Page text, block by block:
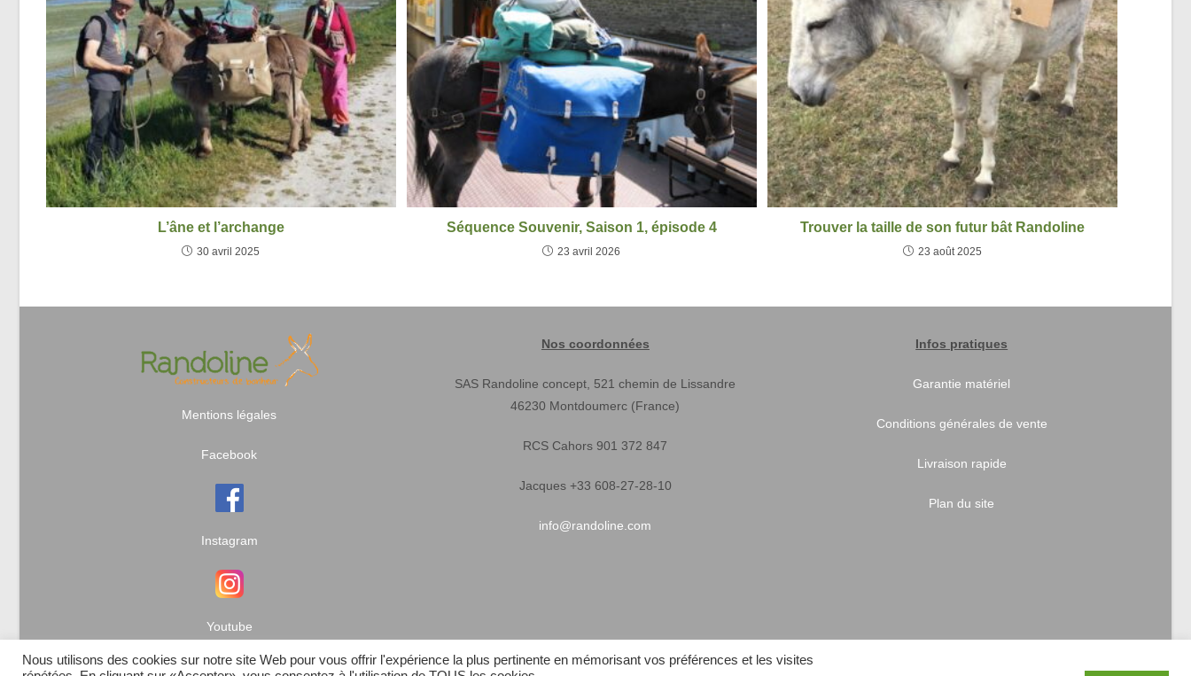
L’âne et l’archange
30 avril 2025
Séquence Souvenir, Saison 1, épisode 4
23 avril 2026
Trouver la taille de son futur bât Randoline
23 août 2025
Mentions légales
Facebook
Instagram
Youtube
Nos coordonnées
SAS Randoline concept, 521 chemin de Lissandre
46230 Montdoumerc (France)
RCS Cahors 901 372 847
Jacques +33 608-27-28-10
info@randoline.com
Infos pratiques
Garantie matériel
Conditions générales de vente
Livraison rapide
Plan du site
Nous utilisons des cookies sur notre site Web pour vous offrir l'expérience la plus pertinente en mémorisant vos préférences et les visites